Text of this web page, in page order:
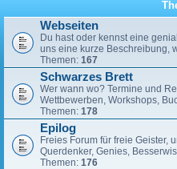
Webseiten
Du hast oder kennst eine
uns eine kurze Beschreibung,
Themen: 167
Schwarzes Brett
Wer wann wo? Termine und
Wettbewerben, Workshops,
Themen: 178
Epilog
Freies Forum für freie Geister,
Querdenker, Genies,
Themen: 176